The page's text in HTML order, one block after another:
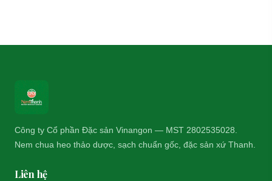
Công ty Cổ phần Đặc sản Vinangon — MST 2802535028.
Nem chua heo thảo dược, sạch chuẩn gốc, đặc sản xứ Thanh.
Liên hệ